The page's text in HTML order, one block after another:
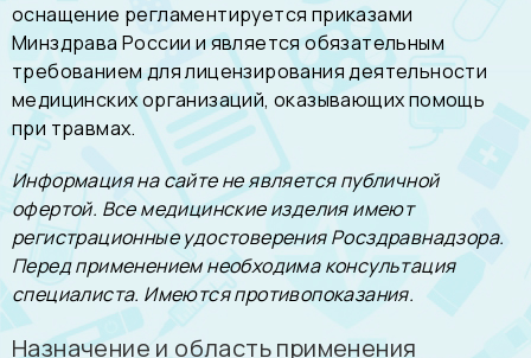
оснащение регламентируется приказами
Минздрава России и является обязательным
требованием для лицензирования деятельности
медицинских организаций, оказывающих помощь
при травмах.
Информация на сайте не является публичной
офертой. Все медицинские изделия имеют
регистрационные удостоверения Росздравнадзора.
Перед применением необходима консультация
специалиста. Имеются противопоказания.
Назначение и область применения